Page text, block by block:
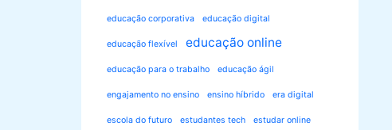
educação corporativa educação digital
educação flexível educação online
educação para o trabalho educação ágil
engajamento no ensino ensino híbrido era digital
escola do futuro estudantes tech estudar online